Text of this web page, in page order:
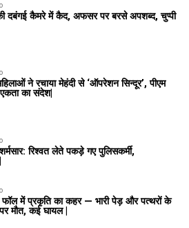
की दबंगई कैमरे में कैद, अफसर पर बरसे अपशब्द, चुप्पी
ने रचाया मेहंदी से ‘ऑपरेशन सिन्दूर’, पीएम
का संदेश|
रिश्वत लेते पकड़े गए पुलिसकर्मी,
फॉल में प्रकृति का कहर — भारी पेड़ और पत्थरों के
मौत, कई घायल |